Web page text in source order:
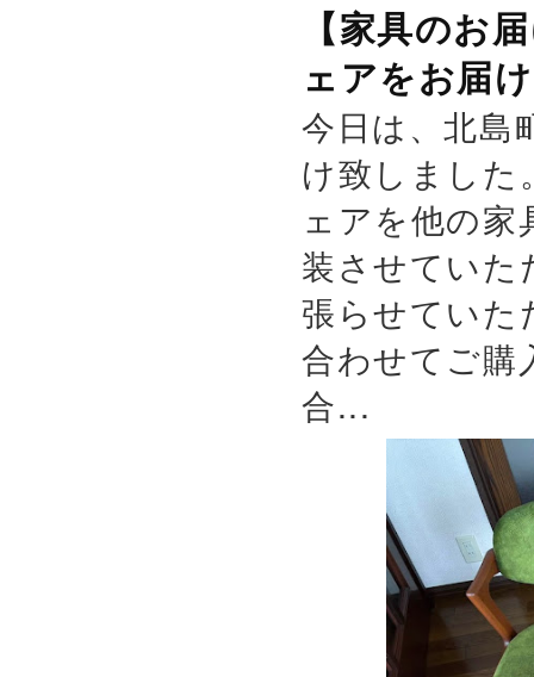
【家具のお
ェアをお届
今日は、北島
け致しまし
ェアを他の
装させていた
張らせていた
合わせてご購
合...